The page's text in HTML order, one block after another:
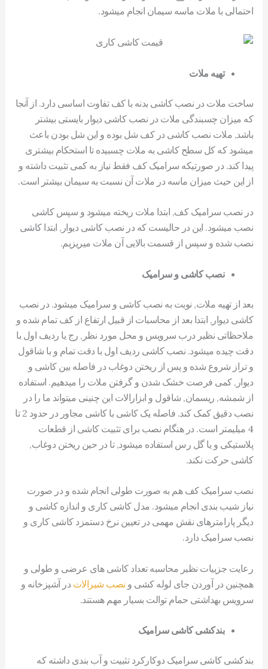
احتمالی با ملات ماسه سیمان انجام میشود.
تهیه ملات
ساخت ملات در نصب کاشی بدنه با کف تفاوت اساسی دارد. از آنجا
که میزان چسبندگی ملات در نصب کاشی دیوار بایستی بیشتر
باشد, ملات نصب کاشی در کف شل بوده و این شل بودن باعث
میشود که کل سطح کاشی به ملات چسبیده تا استحکام بیشتری
پیدا کند. در صورتیکه سرامیک کف فقط نیاز به کمی تثبیت داشته و
از این حیث میزان ماسه در ملات آن نسبت به سیمان بیشتر است.
در نصب سرامیک کف, ابتدا ملات ریخته میشود و سپس کاشی
نصب میشود. این در حالیست که در نصب کاشی دیوار, ابتدا کاشی
نصب شده و سپس از قسمت بالایی آن ملات میریزیم.
نصب کاشی و سرامیک
بعد از تهیه ملات, نوبت به نصب کاشی و سرامیک میشود. در نصب
کاشی دیوار, ابتدا بعد از محاسبات از قبیل ارتفاع از کف تمام شده و
ملاحظاتی نظیر درب سرویس و محل مورد نظر, رج یا ردیف اول با
دقت چیده میشود. نصب کاشی ردیف اول با دقت تمام و با شاقول
و تراز شروع شده و پس از ریختن دوغاب در فاصله بین کاشی و
دیوار, کمی فرصت خشک شدن و گرفتن ملات را میدهیم. استفاده
از شمشه, ریسمان, شاقول و ابزارالات این چنینی میتواند ما را در
نصب دقیق کمک کند. فاصله یک کاشی با کاشی مجاور در حدود 2 تا
4 میلیمتر است. در هنگام نصب برای تثبیت کاشی از قطعات
پلاستیکی و یا گل رس استفاده میشود, تا در حین ریختن دوغاب,
کاشی حرکت نکند.
نصب سرامیک کف هم به صورت طولی انجام شده و در صورت
نیاز شیب بندی انجام میشود. مدل کاشی کاری و اندازه کاشی و
دیگر پارامترهای نقش مهمی در تعیین نرخ دستمزد کاشی کاری و
نصب سرامیک دارد.
رعایت جزییات نظیر محاسبه تعداد کاشی های عرضی و طولی و
همچنین در آوردن جای لوله کشی و نصب شیرالات در آشپزخانه و
سرویس بهداشتی حمام توالت بسیار مهم هستند.
بندکشی کاشی سرامیک
بندکشی کاشی سرامیک دوکارکرد تثبیت و آب بندی داشته که